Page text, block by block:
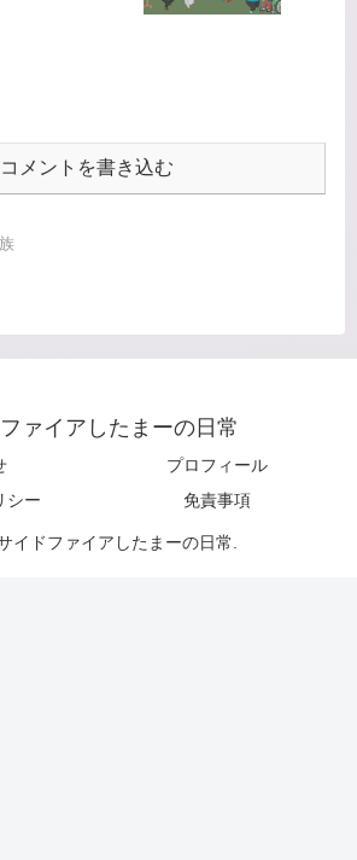
コメントを書き込む
ァイアしたまーの日常
プロフィール
シー
免責事項
イドファイアしたまーの日常.